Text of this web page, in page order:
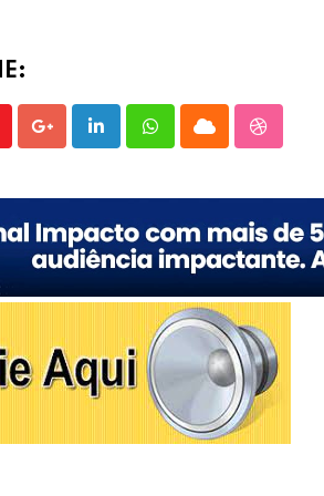
Google+LinkedInWhatsappCloud